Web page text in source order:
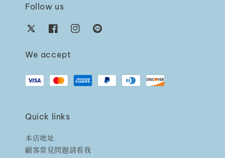
Follow us
We accept
Quick links
本店地址
顧客常見問題請看我